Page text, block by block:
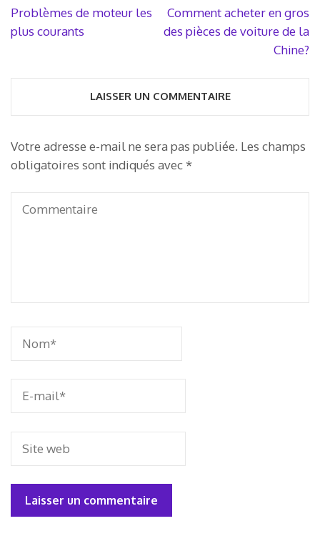
Navigation
de
Problèmes de moteur les
plus courants
Comment acheter en gros
des pièces de voiture de la
Chine?
LAISSER UN COMMENTAIRE
Votre adresse e-mail ne sera pas publiée. Les champs
obligatoires sont indiqués avec *